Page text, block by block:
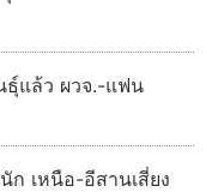
ธุ์แล้ว ผวจ.-แฟน
เหนือ-อีสานเสี่ยง